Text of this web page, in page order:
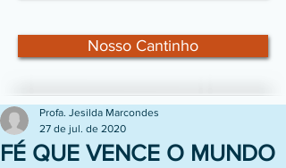
Nosso Cantinho
FÉ QUE VENCE O MUNDO
Profa. Jesilda Marcondes
27 de jul. de 2020